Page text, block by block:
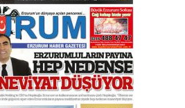
bir şehir, bir
kimin
DEĞİL, BİR ÖMÜR
“NEDEN